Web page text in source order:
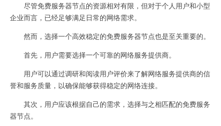
尽管免费服务器节点的资源相对有限，但对于个人用户和小型
企业而言，已经足够满足日常的网络需求。
然而，选择一个高效稳定的免费服务器节点也是至关重要的。
首先，用户需要选择一个可靠的网络服务提供商。
用户可以通过调研和阅读用户评价来了解网络服务提供商的信
誉和服务质量，以确保能够获得稳定的网络连接。
其次，用户应该根据自己的需求，选择与之相匹配的免费服务
器节点。